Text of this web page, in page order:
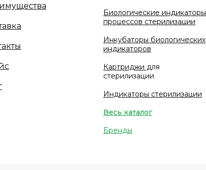
Биологические индикаторы
процессов стерилизации
Инкубаторы биологических
индикаторов
Картриджи для
стерилизации
Индикаторы стерилизации
Весь каталог
Бренды